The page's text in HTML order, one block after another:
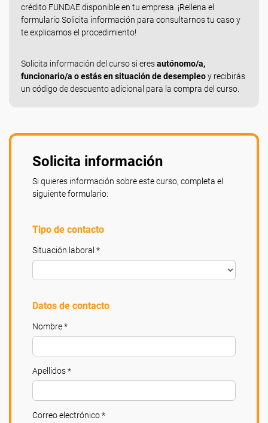
crédito FUNDAE disponible en tu empresa. ¡Rellena el
formulario Solicita información para consultarnos tu caso y
te explicamos el procedimiento!
Solicita información del curso si eresautónomo/a,
funcionario/a o estás en situación de desempleoy recibirás
un código de descuento adicional para la compra del curso.
Solicita información
Si quieres información sobre este curso, completa el
siguiente formulario:
Tipo de contacto
Situación laboral *
Datos de contacto
Nombre *
Apellidos *
Correo electrónico *